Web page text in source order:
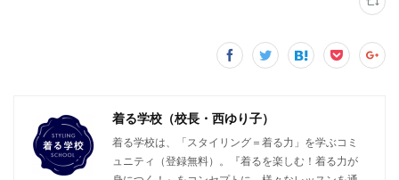
着る学校（校長・西ゆり子）
着る学校は、「スタイリング＝着る力」を学ぶコミ
ュニティ（登録無料）。『着るを楽しむ！着る力が